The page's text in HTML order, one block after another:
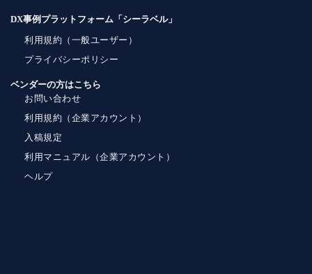
DX事例プラットフォーム「シーラベル」
利用規約（一般ユーザー）
プライバシーポリシー
ベンダーの方はこちら
お問い合わせ
利用規約（企業アカウント）
入稿規定
利用マニュアル（企業アカウント）
ヘルプ